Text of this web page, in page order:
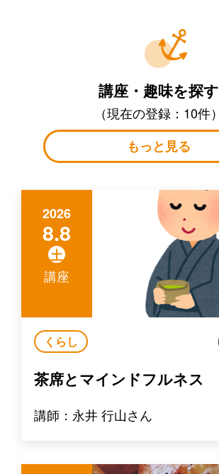
講座・趣味を探す
（現在の登録：10件）
もっと見る
2026
8.8
土
講座
くらし
茶席とマインドフルネス
講師：永井 行山さん